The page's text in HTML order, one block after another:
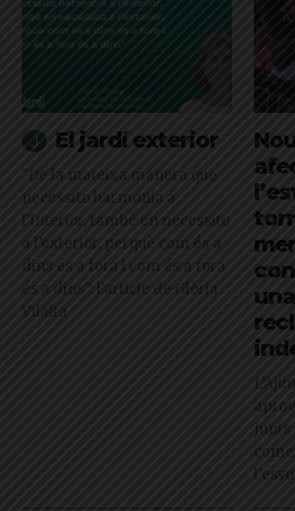
El jardí exterior
"De la mateixa manera que
necessito harmonia a
l’interior, també en necessito
a l’exterior, perquè com és a
dins és a fora i com és a fora
és a dins": l'article de Glòria
Vilalta